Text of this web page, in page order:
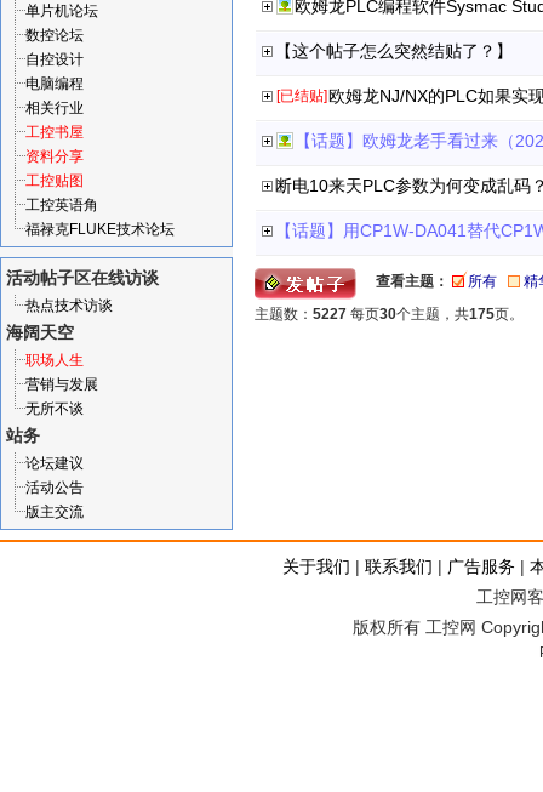
单片机论坛
数控论坛
自控设计
电脑编程
相关行业
工控书屋
资料分享
工控贴图
工控英语角
福禄克FLUKE技术论坛
活动帖子区在线访谈
热点技术访谈
海阔天空
职场人生
营销与发展
无所不谈
站务
论坛建议
活动公告
版主交流
欧姆龙PLC编程软件Sysmac
【这个帖子怎么突然结贴了？】
[已结贴]欧姆龙NJ/NX的PLC如果实
【话题】欧姆龙老手看过来（
断电10来天PLC参数为何变成乱码
【话题】用CP1W-DA041替代
查看主题： 所有
精
主题数： 5227 每页30个主题，共175页。
关于我们 | 联系我们 | 广告服务 |
工控网
版权所有 工控网